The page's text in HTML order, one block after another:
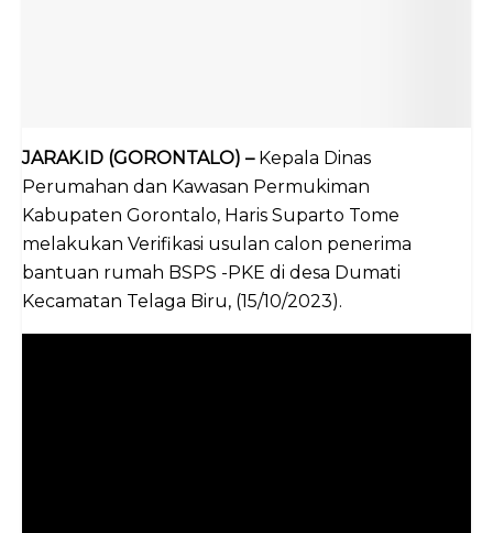
JARAK.ID (GORONTALO) –Kepala Dinas
Perumahan dan Kawasan Permukiman
Kabupaten Gorontalo, Haris Suparto Tome
melakukan Verifikasi usulan calon penerima
bantuan rumah BSPS -PKE di desa Dumati
Kecamatan Telaga Biru, (15/10/2023).